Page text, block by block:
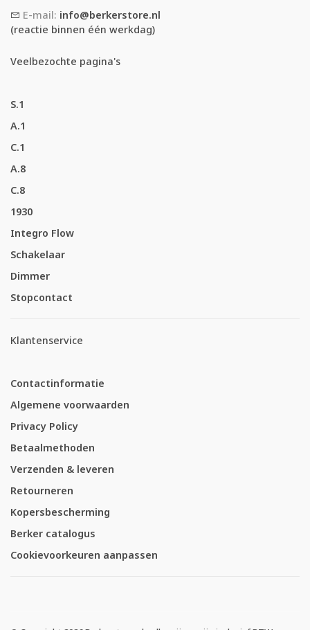
E-mail: info@berkerstore.nl
(reactie binnen één werkdag)
Veelbezochte pagina's
S.1
A.1
C.1
A.8
C.8
1930
Integro Flow
Schakelaar
Dimmer
Stopcontact
Klantenservice
Contactinformatie
Algemene voorwaarden
Privacy Policy
Betaalmethoden
Verzenden & leveren
Retourneren
Kopersbescherming
Berker catalogus
Cookievoorkeuren aanpassen